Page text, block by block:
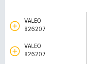
VALEO
826207
VALEO
826207